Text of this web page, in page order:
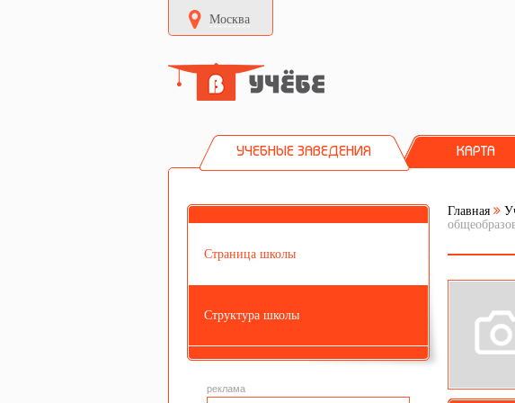
Москва
УЧЕБНЫЕ ЗАВЕДЕНИЯ КАРТА
Страница школы
Структура школы
реклама
Главная